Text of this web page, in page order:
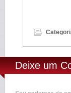
Deixe um